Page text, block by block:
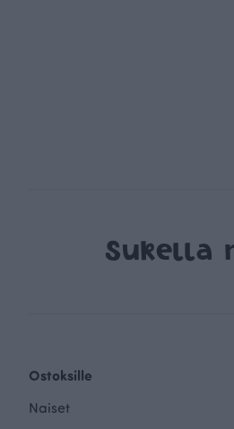
Sukella
Ostoksille
Naiset